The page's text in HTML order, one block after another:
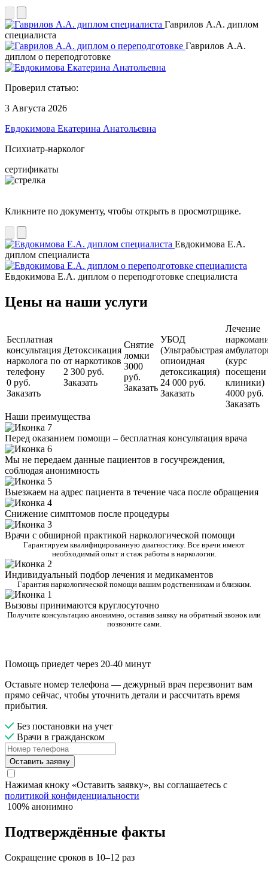
Гаврилов А.А. диплом
специалиста
Гаврилов А.А.
диплом о переподготовке
Проверил статью:
3 Августа 2026
Евдокимова Екатерина Анатольевна
Психиатр-нарколог
сертификаты
Кликните по документу, чтобы открыть в просмотрщике.
Евдокимова Е.А.
диплом специалиста
Евдокимова Е.А. диплом о переподготовке специалиста
Цены на наши услуги
Бесплатная
консультация
нарколога по
телефону
0 руб.
Заказать
Детоксикация
от наркотиков
2 300 руб.
Заказать
Снятие
ломки
3000
руб.
Заказать
УБОД
(Ультрабыстрая
опиоидная
детоксикация)
24 000 руб.
Заказать
Лечение
(курс
посещени
клиники)
4000 руб.
Заказать
Наши преимущества
Перед оказанием помощи – бесплатная консультация врача
Мы не передаем данные пациентов в госучреждения,
соблюдая анонимность
Выезжаем на адрес пациента в течение часа после обращения
Снижение симптомов после процедуры
Врачи с обширной практикой наркологической помощи
Гарантируем квалифицированную диагностику. Все врачи имеют
необходимый опыт и стаж работы в наркологии.
Индивидуальный подбор лечения и медикаментов
Гарантия наркологической помощи вашим родственникам и близким.
Вызовы принимаются круглосуточно
Получите консультацию анонимно, оставив заявку на обратный звонок или
позвоните сами.
Помощь приедет через 20-40 минут
Оставьте номер телефона — дежурный врач перезвонит вам
прямо сейчас, чтобы уточнить детали и рассчитать время
прибытия.
Без постановки на учет
Врачи в гражданском
Оставить заявку
Нажимая кноку «Оставить заявку», вы соглашаетесь с
политикой конфиденциальности
100% анонимно
Подтверждённые факты
Сокращение сроков в 10–12 раз